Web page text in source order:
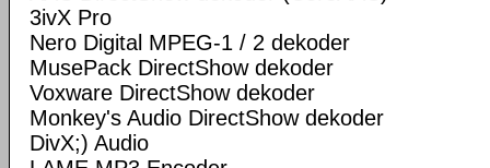
3ivX Pro
Nero Digital MPEG-1 / 2 dekoder
MusePack DirectShow dekoder
Voxware DirectShow dekoder
Monkey's Audio DirectShow dekoder
DivX;) Audio